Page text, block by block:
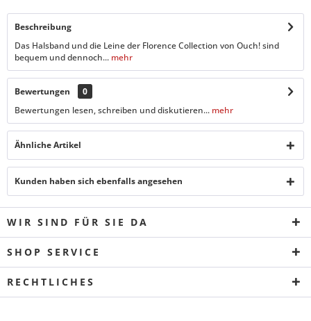
Beschreibung
Das Halsband und die Leine der Florence Collection von Ouch! sind
bequem und dennoch... mehr
Bewertungen
0
Bewertungen lesen, schreiben und diskutieren... mehr
Ähnliche Artikel
Kunden haben sich ebenfalls angesehen
WIR SIND FÜR SIE DA
SHOP SERVICE
RECHTLICHES